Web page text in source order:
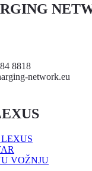
8818
network.eu
VOŽNJU